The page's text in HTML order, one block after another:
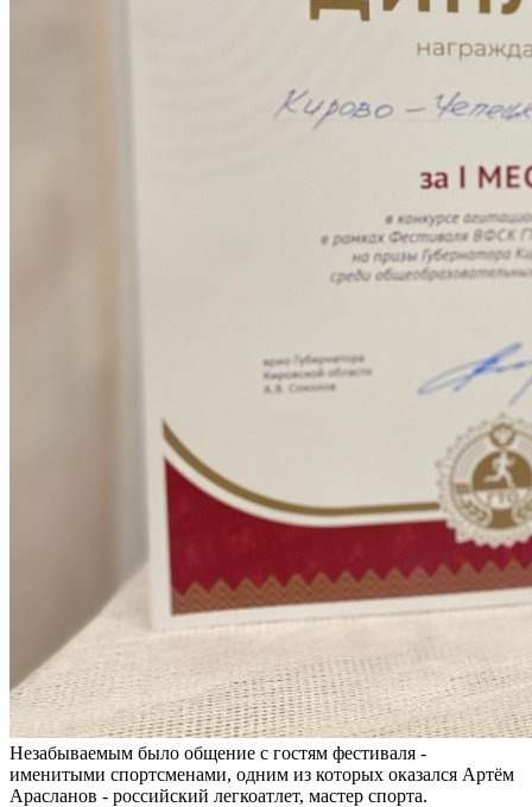
Незабываемым было общение с гостям фестиваля -
именитыми спортсменами, одним из которых оказался Артём
Арасланов - российский легкоатлет, мастер спорта.